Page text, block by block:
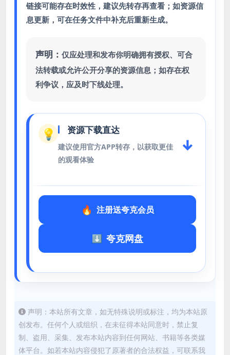
链接可能存在时效性，建议先转存再查看；如资源信
息更新，可在任务文件中补充后重新生成。
声明： 仅应处理和发布你明确拥有授权、可合
法转载或允许公开分享的资源信息；如存在权
利争议，应及时下线处理。
💡 资源下载直达
建议使用官方APP转存，以获取更佳
的观看体验
↓
注册送夸克会员
夸克网盘
声明：本站所有文章，如无特殊说明或标注，均为本站原
创发布。任何个人或组织，在未征得本站同意时，禁止复
制、盗用、采集、发布本站内容到任何网站、书籍等各类媒
体平台。如若本站内容侵犯了原著者的合法权益，可联系我